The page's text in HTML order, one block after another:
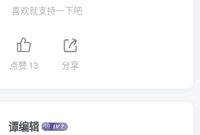
喜欢就支持一下吧
点赞 13 分享
谭编辑